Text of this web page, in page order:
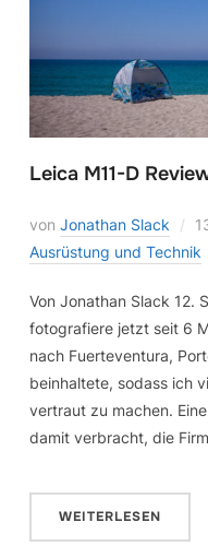
Leica M11-D
von Jonathan Slack
Ausrüstung und Technik
Von Jonathan Slack 12.
fotografiere jetzt seit 6
nach Fuerteventura,
beinhaltete, sodass ich
vertraut zu machen.
damit verbracht, die
WEITERLESEN